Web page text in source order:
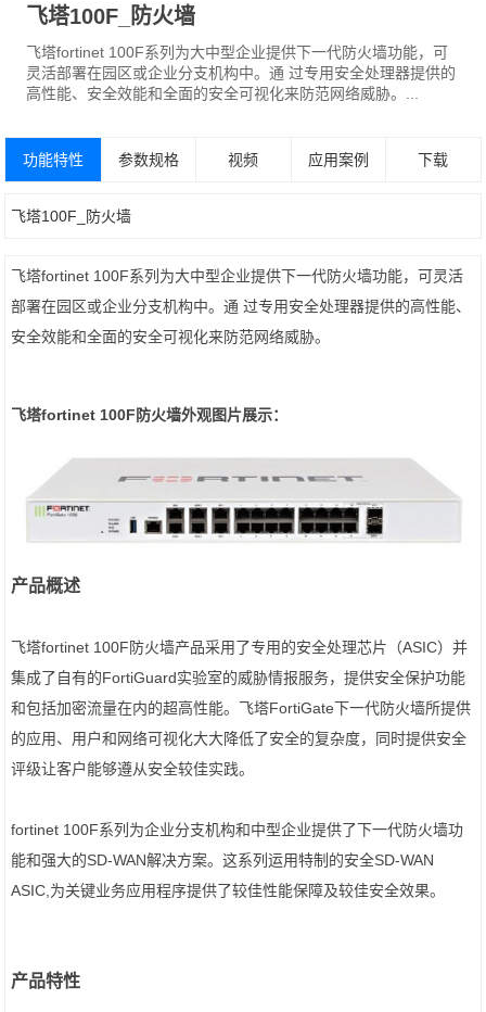
飞塔100F_防火墙
飞塔fortinet 100F系列为大中型企业提供下一代防火墙功能，可
灵活部署在园区或企业分支机构中。通 过专用安全处理器提供的
高性能、安全效能和全面的安全可视化来防范网络威胁。...
功能特性 参数规格 视频 应用案例 下载
飞塔100F_防火墙
飞塔fortinet 100F系列为大中型企业提供下一代防火墙功能，可灵活
部署在园区或企业分支机构中。通 过专用安全处理器提供的高性能、
安全效能和全面的安全可视化来防范网络威胁。
飞塔fortinet 100F防火墙外观图片展示：
产品概述
飞塔fortinet 100F防火墙产品采用了专用的安全处理芯片（ASIC）并
集成了自有的FortiGuard实验室的威胁情报服务，提供安全保护功能
和包括加密流量在内的超高性能。飞塔FortiGate下一代防火墙所提供
的应用、用户和网络可视化大大降低了安全的复杂度，同时提供安全
评级让客户能够遵从安全较佳实践。
fortinet 100F系列为企业分支机构和中型企业提供了下一代防火墙功
能和强大的SD-WAN解决方案。这系列运用特制的安全SD-WAN
ASIC,为关键业务应用程序提供了较佳性能保障及较佳安全效果。
产品特性